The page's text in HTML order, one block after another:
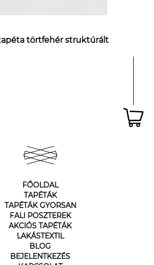
törtfehér struktúrált
FŐOLDAL
TAPÉTÁK
TAPÉTÁK GYORSAN
FALI POSZTEREK
AKCIÓS TAPÉTÁK
LAKÁSTEXTIL
BLOG
BEJELENTKEZÉS